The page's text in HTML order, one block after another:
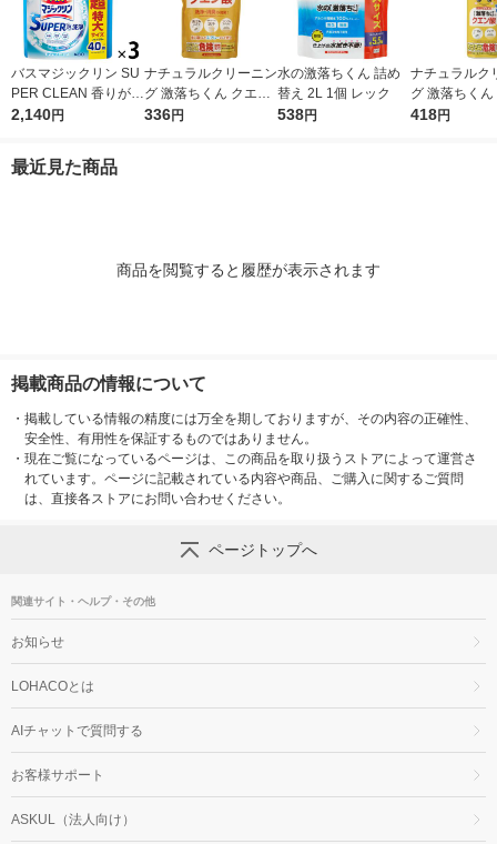
バスマジックリン SU
PER CLEAN 香りが残
らない 詰め替え 超特
2,140円
ナチュラルクリーニン
グ 激落ちくん クエン
酸 粉末タイプ 300g 1
336円
水の激落ちくん 詰め
替え 2L 1個 レック
538円
ナチュラルク
グ 激落ちく
酸スプレー
418円
最近見た商品
商品を閲覧すると履歴が表示されます
掲載商品の情報について
・ 掲載している情報の精度には万全を期しておりますが、その内容の正確性、
安全性、有用性を保証するものではありません。
・ 現在ご覧になっているページは、この商品を取り扱うストアによって運営さ
れています。ページに記載されている内容や商品、ご購入に関するご質問
は、直接各ストアにお問い合わせください。
ページトップへ
関連サイト・ヘルプ・その他
お知らせ
LOHACOとは
AIチャットで質問する
お客様サポート
ASKUL（法人向け）